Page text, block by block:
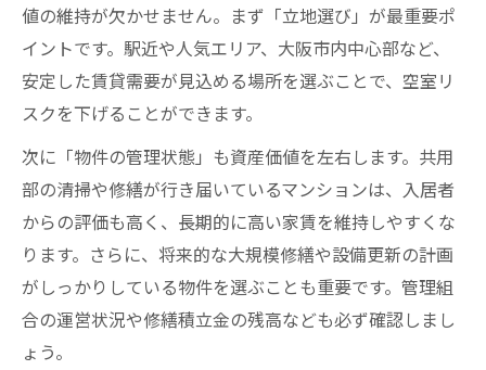
値の維持が欠かせません。まず「立地選び」が最重要ポ
イントです。駅近や人気エリア、大阪市内中心部など、
安定した賃貸需要が見込める場所を選ぶことで、空室リ
スクを下げることができます。
次に「物件の管理状態」も資産価値を左右します。共用
部の清掃や修繕が行き届いているマンションは、入居者
からの評価も高く、長期的に高い家賃を維持しやすくな
ります。さらに、将来的な大規模修繕や設備更新の計画
がしっかりしている物件を選ぶことも重要です。管理組
合の運営状況や修繕積立金の残高なども必ず確認しまし
ょう。